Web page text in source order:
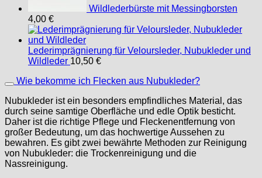
Wildlederbürste mit Messingborsten
4,00 €
Lederimprägnierung für Veloursleder, Nubukleder und
Wildleder 10,50 €
Wie bekomme ich Flecken aus Nubukleder?
Nubukleder ist ein besonders empfindliches Material, das
durch seine samtige Oberfläche und edle Optik besticht.
Daher ist die richtige Pflege und Fleckenentfernung von
großer Bedeutung, um das hochwertige Aussehen zu
bewahren. Es gibt zwei bewährte Methoden zur Reinigung
von Nubukleder: die Trockenreinigung und die
Nassreinigung.